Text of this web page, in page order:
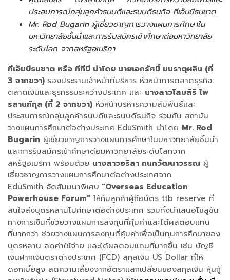
ประสบการณ์กลุ่มลูกค้าธนบดีและธนบดีธนกิจ ทีเอ็มบีธนชาต
Mr. Rod Bugarin ผู้เชี่ยวชาญการวางแผนการศึกษาใน
มหาวิทยาลัยชั้นนำและการรับสมัครเข้าศึกษาต่อมหาวิทยาลัย
ระดับโลก จากสหรัฐอเมริกา
ทีเอ็มบีธนชาต หรือ ทีทีบี นำโดย นายเอกรัศมิ์ มนธาตุผลิน (ที่
3 จากขวา) รองประธานเจ้าหน้าที่บริหาร หัวหน้าการตลาดธุรกิจ
ตลาดเงินและธุรกรรมระหว่างประเทศ และ นางสาวโสมสิริ ไพ
รสานฑ์กุล (ที่ 2 จากขวา) หัวหน้าบริหารความสัมพันธ์และ
ประสบการณ์กลุ่มลูกค้าธนบดีและธนบดีธนกิจ ร่วมกับ สถาบัน
วางแผนการศึกษาต่อต่างประเทศ EduSmith นำโดย Mr. Rod
Bugarin ผู้เชี่ยวชาญการวางแผนการศึกษาในมหาวิทยาลัยชั้นนำ
และการรับสมัครเข้าศึกษาต่อมหาวิทยาลัยระดับโลกจาก
สหรัฐอเมริกา พร้อมด้วย นางสาวอริสา กนกวัฒนาวรรณ ผู้
เชี่ยวชาญการวางแผนการศึกษาต่อต่างประเทศจาก
EduSmith จัดสัมมนาพิเศษ “Overseas Education
Powerhouse Forum” ให้กับลูกค้าผู้ถือบัตร ttb reserve ที่
สนใจส่งบุตรหลานไปศึกษาต่อต่างประเทศ รวมทั้งนำเสนอโซลูชัน
ทางการเงินที่ช่วยวางแผนการลงทุนที่คุ้มค่าและได้ผลตอบแทน
ที่มากกว่า ช่วยวางแผนการลงทุนที่คุ้มค่าเพื่อเป็นทุนการศึกษาของ
บุตรหลาน ลดค่าใช้จ่าย และได้ผลตอบแทนที่มากขึ้น เช่น บัญชี
เงินฝากเงินตราต่างประเทศ (FCD) สกุลเงิน US Dollar ที่ให้
ดอกเบี้ยสูง ลดความเสี่ยงจากอัตราแลกเปลี่ยนของสกุลเงิน หุ้นกู้